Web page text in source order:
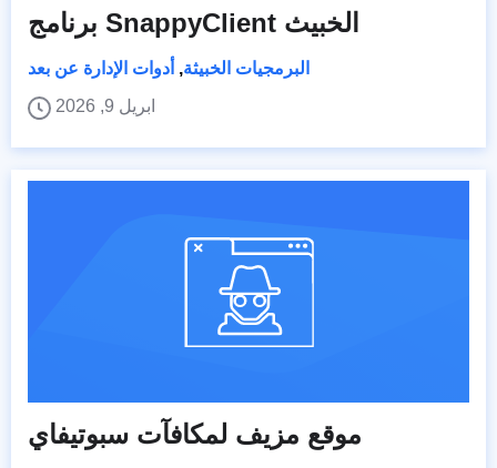
برنامج SnappyClient الخبيث
البرمجيات الخبيثة, أدوات الإدارة عن بعد
ابريل 9, 2026
موقع مزيف لمكافآت سبوتيفاي